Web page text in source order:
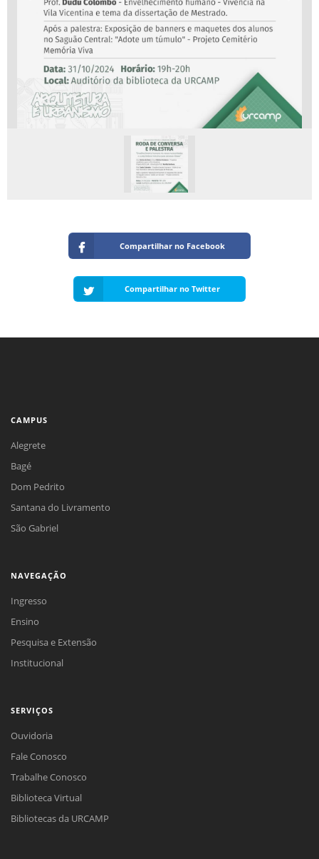
Compartilhar no Facebook
Compartilhar no Twitter
CAMPUS
Alegrete
Bagé
Dom Pedrito
Santana do Livramento
São Gabriel
NAVEGAÇÃO
Ingresso
Ensino
Pesquisa e Extensão
Institucional
SERVIÇOS
Ouvidoria
Fale Conosco
Trabalhe Conosco
Biblioteca Virtual
Bibliotecas da URCAMP